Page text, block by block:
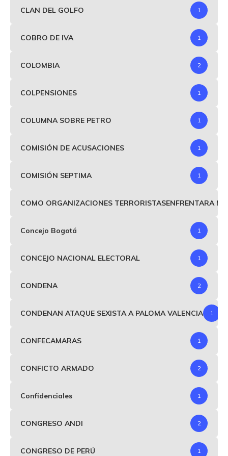
CLAN DEL GOLFO 1
COBRO DE IVA 1
COLOMBIA 2
COLPENSIONES 1
COLUMNA SOBRE PETRO 1
COMISIÓN DE ACUSACIONES 1
COMISIÓN SEPTIMA 1
COMO ORGANIZACIONES TERRORISTASENFRENTARA
Concejo Bogotá 1
CONCEJO NACIONAL ELECTORAL 1
CONDENA 2
CONDENAN ATAQUE SEXISTA A PALOMA VALENCIA 1
CONFECAMARAS 1
CONFICTO ARMADO 2
Confidenciales 1
CONGRESO ANDI 2
CONGRESO DE PERÚ 1